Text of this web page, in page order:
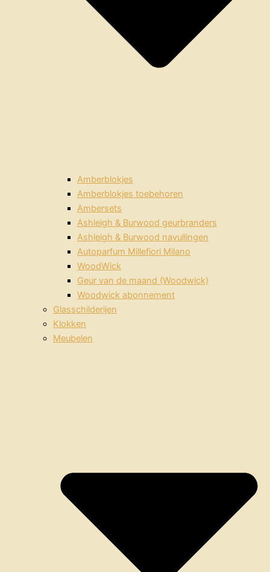
Amberblokjes
Amberblokjes toebehoren
Ambersets
Ashleigh & Burwood geurbranders
Ashleigh & Burwood navullingen
Autoparfum Millefiori Milano
WoodWick
Geur van de maand (Woodwick)
Woodwick abonnement
Glasschilderijen
Klokken
Meubelen